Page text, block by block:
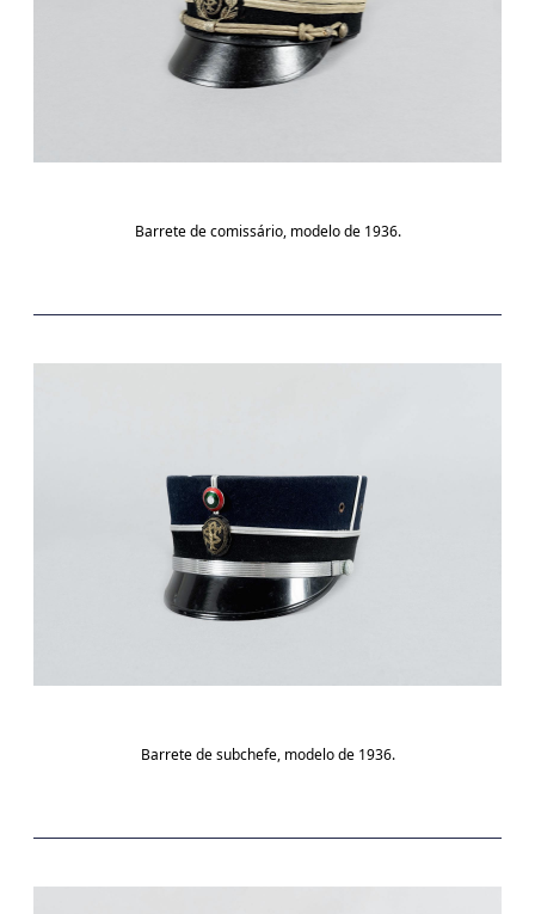
Barrete de comissário, modelo de 1936.
Barrete de subchefe, modelo de 1936.